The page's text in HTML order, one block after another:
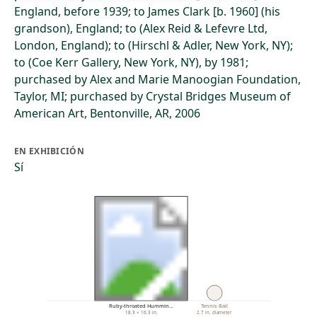
England, before 1939; to James Clark [b. 1960] (his
grandson), England; to (Alex Reid & Lefevre Ltd,
London, England); to (Hirschl & Adler, New York, NY);
to (Coe Kerr Gallery, New York, NY), by 1981;
purchased by Alex and Marie Manoogian Foundation,
Taylor, MI; purchased by Crystal Bridges Museum of
American Art, Bentonville, AR, 2006
EN EXHIBICIÓN
Sí
Ruby-throated Hummin…
18.3 × 16.3 in.
Tennis Ball
2.7 in. diameter